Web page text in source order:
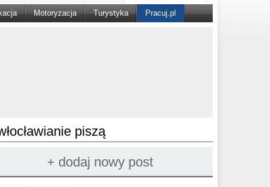
Motoryzacja Turystyka Pracuj.pl
piszą